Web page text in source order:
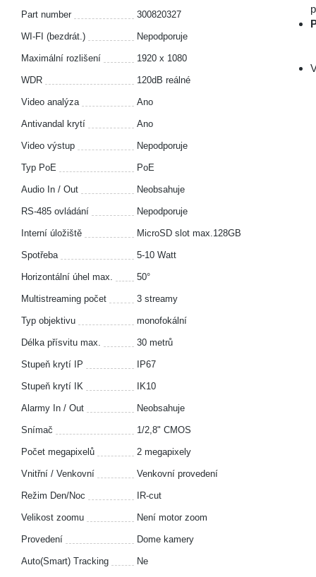
Part number 300820327
WI-FI (bezdrát.) Nepodporuje
Maximální rozlišení 1920 x 1080
WDR 120dB reálné
Video analýza Ano
Antivandal krytí Ano
Video výstup Nepodporuje
Typ PoE PoE
Audio In / Out Neobsahuje
RS-485 ovládání Nepodporuje
Interní úložiště MicroSD slot max.128GB
Spotřeba 5-10 Watt
Horizontální úhel max. 50°
Multistreaming počet 3 streamy
Typ objektivu monofokální
Délka přísvitu max. 30 metrů
Stupeň krytí IP IP67
Stupeň krytí IK IK10
Alarmy In / Out Neobsahuje
Snímač 1/2,8" CMOS
Počet megapixelů 2 megapixely
Vnitřní / Venkovní Venkovní provedení
Režim Den/Noc IR-cut
Velikost zoomu Není motor zoom
Provedení Dome kamery
Auto(Smart) Tracking Ne